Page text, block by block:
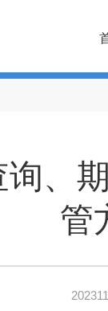
、
管